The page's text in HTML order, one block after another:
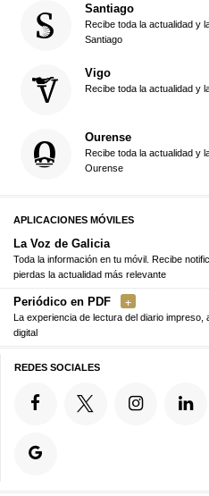
Santiago
Recibe toda la actualidad y
Santiago
Vigo
Recibe toda la actualidad y
Ourense
Recibe toda la actualidad y
Ourense
APLICACIONES MÓVILES
La Voz de Galicia
Toda la información en tu móvil. Recibe
pierdas la actualidad más relevante
Periódico en PDF
La experiencia de lectura del diario impreso,
digital
REDES SOCIALES